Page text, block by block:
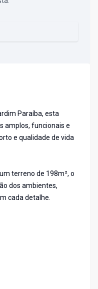
Paraíba, esta
amplos, funcionais e
e qualidade de vida
terreno de 198m², o
dos ambientes,
cada detalhe.